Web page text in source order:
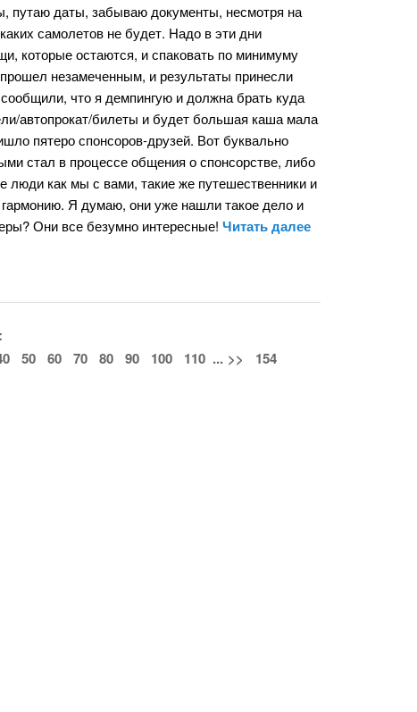
путаю даты, забываю документы, несмотря на
самолетов не будет. Надо в эти дни
которые остаются, и спаковать по минимуму
незамеченным, и результаты принесли
что я демпингую и должна брать куда
автопрокат/билеты и будет большая каша мала
пятеро спонсоров-друзей. Вот буквально
стал в процессе общения о спонсорстве, либо
люди как мы с вами, такие же путешественники и
Я думаю, они уже нашли такое дело и
Они все безумно интересные! Читать далее
50 60 70 80 90 100 110 ... >> 154